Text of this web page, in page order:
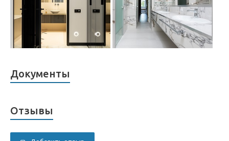
Документы
Отзывы